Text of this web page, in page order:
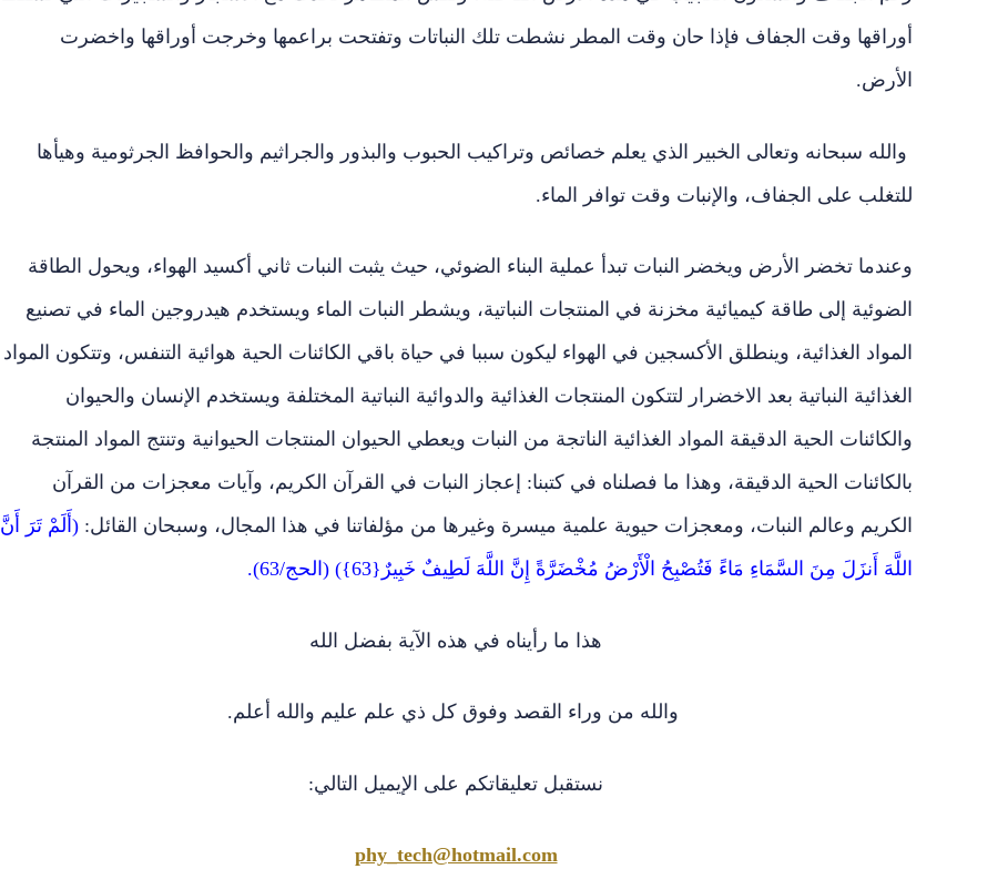
أوراقها وقت الجفاف فإذا حان وقت المطر نشطت تلك النباتات وتفتحت براعمها وخرجت أوراقها واخضرت
الأرض.
والله سبحانه وتعالى الخبير الذي يعلم خصائص وتراكيب الحبوب والبذور والجراثيم والحوافظ الجرثومية وهيأها
للتغلب على الجفاف، والإنبات وقت توافر الماء.
وعندما تخضر الأرض ويخضر النبات تبدأ عملية البناء الضوئي، حيث يثبت النبات ثاني أكسيد الهواء، ويحول الطاقة
الضوئية إلى طاقة كيميائية مخزنة في المنتجات النباتية، ويشطر النبات الماء ويستخدم هيدروجين الماء في تصنيع
المواد الغذائية، وينطلق الأكسجين في الهواء ليكون سببا في حياة باقي الكائنات الحية هوائية التنفس، وتتكون المواد
الغذائية النباتية بعد الاخضرار لتتكون المنتجات الغذائية والدوائية النباتية المختلفة ويستخدم الإنسان والحيوان
والكائنات الحية الدقيقة المواد الغذائية الناتجة من النبات ويعطي الحيوان المنتجات الحيوانية وتنتج المواد المنتجة
بالكائنات الحية الدقيقة، وهذا ما فصلناه في كتبنا: إعجاز النبات في القرآن الكريم، وآيات معجزات من القرآن
الكريم وعالم النبات، ومعجزات حيوية علمية ميسرة وغيرها من مؤلفاتنا في هذا المجال، وسبحان القائل: (أَلَمْ تَرَ أَنَّ
اللَّهَ أَنزَلَ مِنَ السَّمَاءِ مَاءً فَتُصْبِحُ الْأَرْضُ مُخْضَرَّةً إِنَّ اللَّهَ لَطِيفٌ خَبِيرٌ{63}) (الحج/63).
هذا ما رأيناه في هذه الآية بفضل الله
والله من وراء القصد وفوق كل ذي علم عليم والله أعلم.
نستقبل تعليقاتكم على الإيميل التالي:
phy_tech@hotmail.com